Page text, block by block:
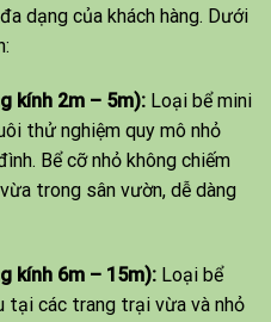
dạng của khách hàng. Dưới
kính 2m – 5m):Loại bể mini
thử nghiệm quy mô nhỏ
Bể cỡ nhỏ không chiếm
trong sân vườn, dễ dàng
kính 6m – 15m):Loại bể
tại các trang trại vừa và nhỏ